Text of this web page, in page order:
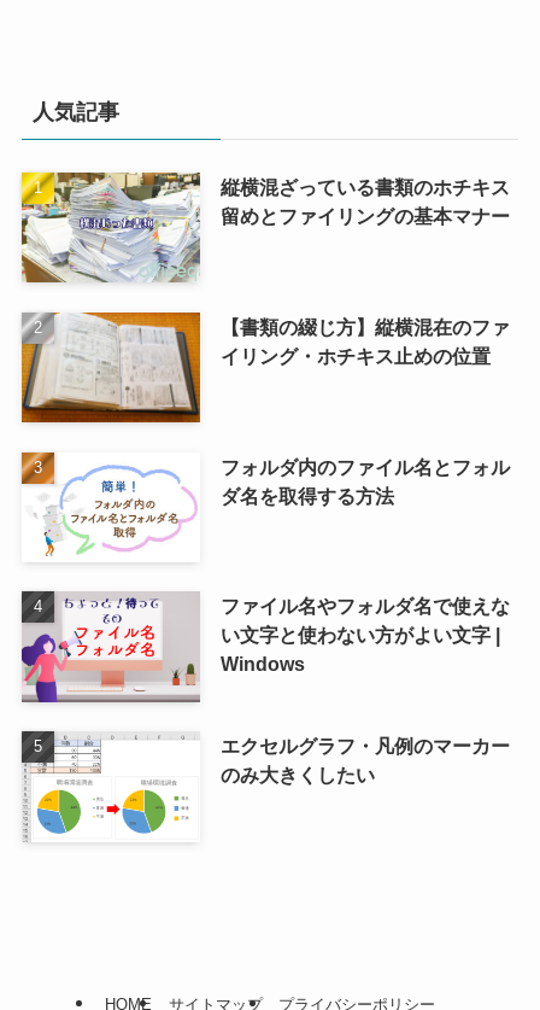
人気記事
縦横混ざっている書類のホチキス
留めとファイリングの基本マナー
【書類の綴じ方】縦横混在のファ
イリング・ホチキス止めの位置
フォルダ内のファイル名とフォル
ダ名を取得する方法
ファイル名やフォルダ名で使えな
い文字と使わない方がよい文字 |
Windows
エクセルグラフ・凡例のマーカー
のみ大きくしたい
HOME サイトマップ プライバシーポリシー